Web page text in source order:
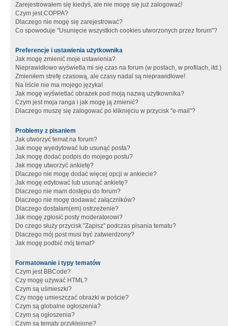
Zarejestrowałem się kiedyś, ale nie mogę się już zalogować!
Czym jest COPPA?
Dlaczego nie mogę się zarejestrować?
Co spowoduje "Usunięcie wszystkich cookies utworzonych przez forum"?
Preferencje i ustawienia użytkownika
Jak mogę zmienić moje ustawienia?
Nieprawidłowo wyświetla mi się czas na forum (w postach, w profilach, itd.)
Zmieniłem strefę czasową, ale czasy nadal są nieprawidłowe!
Na liście nie ma mojego języka!
Jak mogę wyświetlać obrazek pod moją nazwą użytkownika?
Czym jest moja ranga i jak mogę ją zmienić?
Dlaczego muszę się zalogować po kliknięciu w przycisk "e-mail"?
Problemy z pisaniem
Jak utworzyć temat na forum?
Jak mogę wyedytować lub usunąć posta?
Jak mogę dodać podpis do mojego postu?
Jak mogę utworzyć ankietę?
Dlaczego nie mogę dodać więcej opcji w ankiecie?
Jak mogę edytować lub usunąć ankietę?
Dlaczego nie mam dostępu do forum?
Dlaczego nie mogę dodawać załączników?
Dlaczego dostałam(em) ostrzeżenie?
Jak mogę zgłosić posty moderatorowi?
Do czego służy przycisk "Zapisz" podczas pisania tematu?
Dlaczego mój post musi być zatwierdzony?
Jak mogę podbić mój temat?
Formatowanie i typy tematów
Czym jest BBCode?
Czy mogę używać HTML?
Czym są uśmieszki?
Czy mogę umieszczać obrazki w poście?
Czym są globalne ogłoszenia?
Czym są ogłoszenia?
Czym są tematy przyklejone?